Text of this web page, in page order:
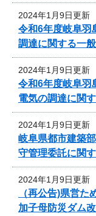
2024年1月9日更新
令和6年度岐阜羽
調達に関する一
2024年1月9日更新
令和6年度岐阜羽
電気の調達に関
2024年1月9日更新
岐阜県都市建築
守管理委託に関
2024年1月9日更新
（再公告)県営
加子母防災ダム